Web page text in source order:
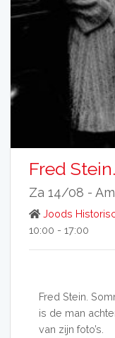
Fred
Za 14/08 -
Joods
10:00 - 17:00
Fred Stein.
is de man
van zijn foto’s.